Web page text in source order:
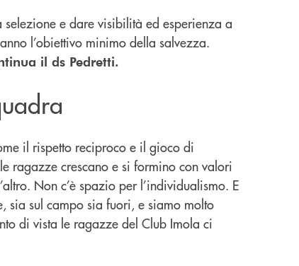
e dare visibilità ed esperienza a
l’obiettivo minimo della salvezza.
il ds Pedretti.
il rispetto reciproco e il gioco di
ragazze crescano e si formino con valori
Non c’è spazio per l’individualismo. E
sia sul campo sia fuori, e siamo molto
di vista le ragazze del Club Imola ci